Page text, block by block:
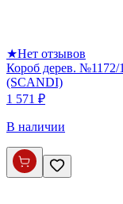
★Нет отзывов
Короб дерев.
(SCANDI)
1 571 ₽
В наличии